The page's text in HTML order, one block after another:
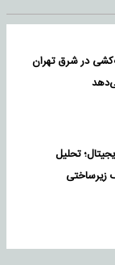
در شرق تهران
تحلیل
زیرساختی